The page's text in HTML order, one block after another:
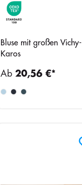
Bluse mit großen Vichy-
Karos
Ab 20,56 €*